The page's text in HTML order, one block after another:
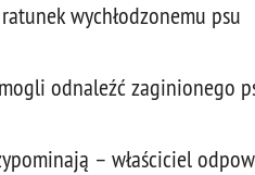
wychłodzonemu psu
odnaleźć zaginionego
– właściciel